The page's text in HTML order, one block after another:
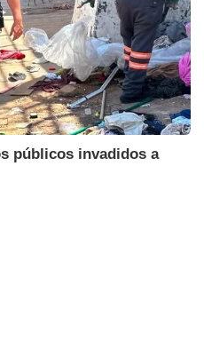
públicos invadidos a